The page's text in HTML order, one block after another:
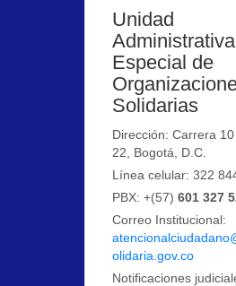
Unidad
Administrativa
Especial de
Solidarias
Dirección: Carrera
22, Bogotá, D.C.
Línea celular: 322
PBX: +(57)601 327
Correo Institucional:
olidaria.gov.co
Notificaciones